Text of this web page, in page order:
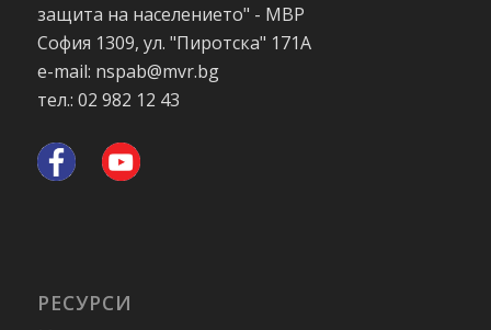
защита на населението" - МВР
София 1309, ул. "Пиротска" 171А
e-mail: nspab@mvr.bg
тел.: 02 982 12 43
РЕСУРСИ